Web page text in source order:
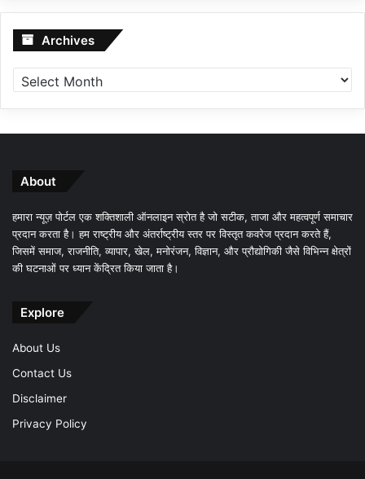
Archives Archives
About
हमारा न्यूज़ पोर्टल एक शक्तिशाली ऑनलाइन स्रोत है जो सटीक, ताजा और महत्वपूर्ण समाचार
प्रदान करता है। हम राष्ट्रीय और अंतर्राष्ट्रीय स्तर पर विस्तृत कवरेज प्रदान करते हैं,
जिसमें समाज, राजनीति, व्यापार, खेल, मनोरंजन, विज्ञान, और प्रौद्योगिकी जैसे विभिन्न क्षेत्रों
की घटनाओं पर ध्यान केंद्रित किया जाता है।
Explore
About Us
Contact Us
Disclaimer
Privacy Policy